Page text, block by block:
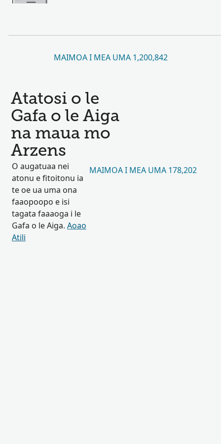
MAIMOA I MEA UMA 1,200,842
Atatosi o le
Gafa o le Aiga
na maua mo
Arzens
O augatuaa nei
atonu e fitoitonu ia
te oe ua uma ona
faaopoopo e isi
tagata faaaoga i le
Gafa o le Aiga. Aoao
Atili
MAIMOA I MEA UMA 178,202